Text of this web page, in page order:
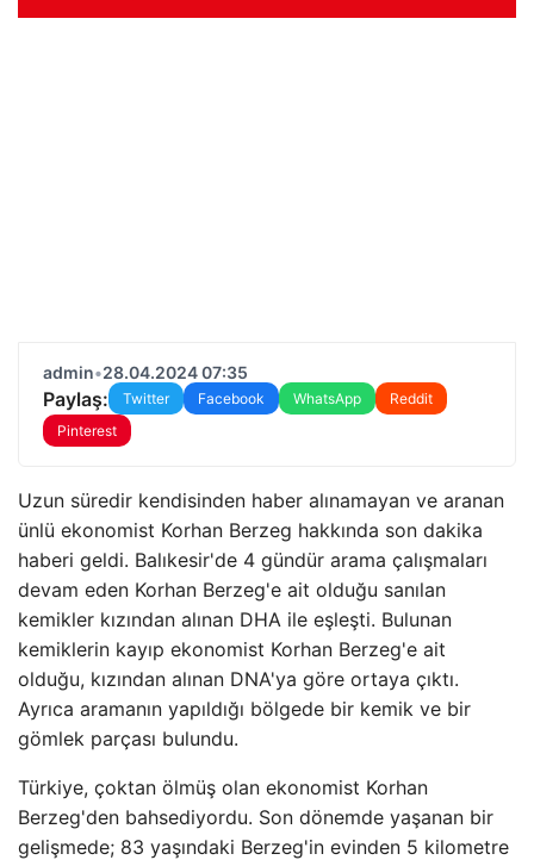
admin•28.04.2024 07:35
Paylaş: Twitter Facebook WhatsApp
Reddit
Pinterest
Uzun süredir kendisinden haber alınamayan ve aranan
ünlü ekonomist Korhan Berzeg hakkında son dakika
haberi geldi. Balıkesir'de 4 gündür arama çalışmaları
devam eden Korhan Berzeg'e ait olduğu sanılan
kemikler kızından alınan DHA ile eşleşti. Bulunan
kemiklerin kayıp ekonomist Korhan Berzeg'e ait
olduğu, kızından alınan DNA'ya göre ortaya çıktı.
Ayrıca aramanın yapıldığı bölgede bir kemik ve bir
gömlek parçası bulundu.
Türkiye, çoktan ölmüş olan ekonomist Korhan
Berzeg'den bahsediyordu. Son dönemde yaşanan bir
gelişmede; 83 yaşındaki Berzeg'in evinden 5 kilometre